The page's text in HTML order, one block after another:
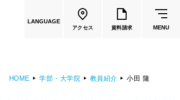
LANGUAGE
アクセス 資料請求 MENU
HOME 学部・大学院 教員紹介 小田 隆